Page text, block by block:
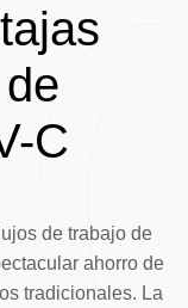
C
de trabajo de
ahorro de
tradicionales. La